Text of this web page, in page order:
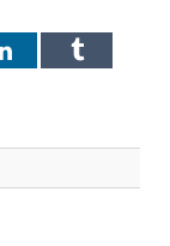
LinkedInTumblr